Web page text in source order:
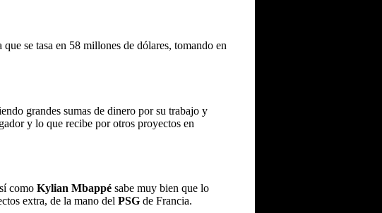
se tasa en 58 millones de dólares, tomando en
grandes sumas de dinero por su trabajo y
y lo que recibe por otros proyectos en
como Kylian Mbappé sabe muy bien que lo
extra, de la mano del PSG de Francia.